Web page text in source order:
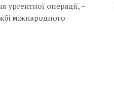
операції, –
міжнародного